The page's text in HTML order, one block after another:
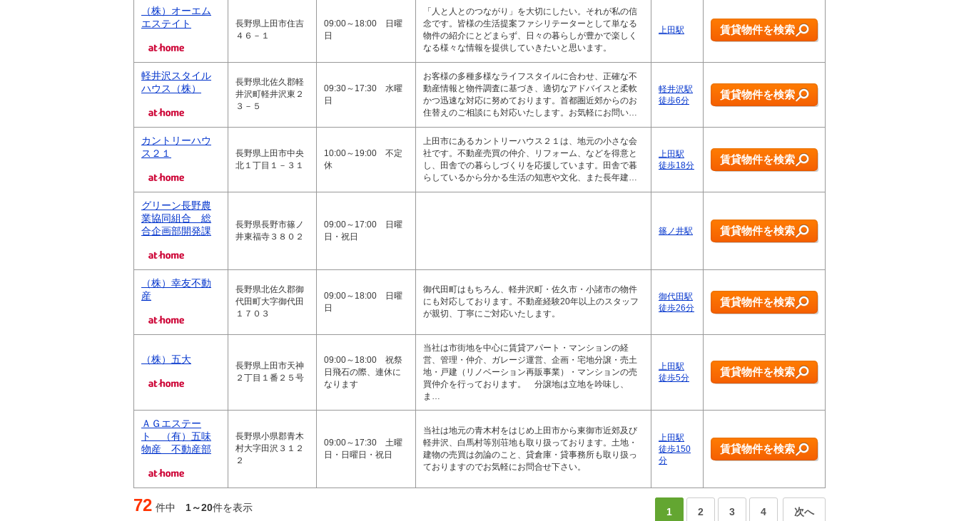
（株）オーエム
エステイト
長野県上田市住吉
４６－１
09:00～18:00 日曜
日
「人と人とのつながり」を大切にしたい。それが私の信
念です。皆様の生活提案ファシリテーターとして単なる
物件の紹介にとどまらず、日々の暮らしが豊かで楽しく
なる様々な情報を提供していきたいと思います。
上田駅 賃貸物件を検索
軽井沢スタイル
ハウス（株）
長野県北佐久郡軽
井沢町軽井沢東２
３－５
09:30～17:30 水曜
日
お客様の多種多様なライフスタイルに合わせ、正確な不
動産情報と物件調査に基づき、適切なアドバイスと柔軟
かつ迅速な対応に努めております。首都圏近郊からのお
住替えのご相談にも対応いたします。お気軽にお問い…
軽井沢駅
徒歩6分
賃貸物件を検索
カントリーハウ
ス２１
長野県上田市中央
北１丁目１－３１
10:00～19:00 不定
休
上田市にあるカントリーハウス２１は、地元の小さな会
社です。不動産売買の仲介、リフォーム、などを得意と
し、田舎での暮らしづくりを応援しています。田舎で暮
らしているから分かる生活の知恵や文化、また長年建…
上田駅
徒歩18分
賃貸物件を検索
グリーン長野農
業協同組合 総
合企画部開発課
長野県長野市篠ノ
井東福寺３８０２
09:00～17:00 日曜
日・祝日
篠ノ井駅 賃貸物件を検索
（株）幸友不動
産
長野県北佐久郡御
代田町大字御代田
１７０３
09:00～18:00 日曜
日
御代田町はもちろん、軽井沢町・佐久市・小諸市の物件
にも対応しております。不動産経験20年以上のスタッフ
が親切、丁寧にご対応いたします。
御代田駅
徒歩26分
賃貸物件を検索
（株）五大
長野県上田市天神
２丁目１番２５号
09:00～18:00 祝祭
日飛石の際、連休に
なります
当社は市街地を中心に賃貸アパート・マンションの経
営、管理・仲介、ガレージ運営、企画・宅地分譲・売土
地・戸建（リノベーション再販事業）・マンションの売
買仲介を行っております。 分譲地は立地を吟味し、
ま…
上田駅
徒歩5分
賃貸物件を検索
ＡＧエステー
ト （有）五味
物産 不動産部
長野県小県郡青木
村大字田沢３１２
２
09:00～17:30 土曜
日・日曜日・祝日
当社は地元の青木村をはじめ上田市から東御市近郊及び
軽井沢、白馬村等別荘地も取り扱っております。土地・
建物の売買は勿論のこと、貸倉庫・貸事務所も取り扱っ
ておりますのでお気軽にお問合せ下さい。
上田駅
徒歩150
分
賃貸物件を検索
72 件中 1～20件を表示 1 2 3 4 次へ